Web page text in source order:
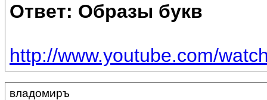
Ответ: Образы букв
http://www.youtube.com/
владомиръ